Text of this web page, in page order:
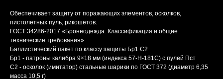
Обеспечивает защиту от поражающих элементов, осколков,
пистолетных пуль, рикошетов.
ГОСТ 34286-2017 «Бронеодежда. Классификация и общие
технические требования».
Баллистический пакет по классу защиты Бр1 С2
Бр1 - патроны калибра 9×18 мм (индекса 57-Н-181С) с пулей Пст
С2 - осколок (имитатор) стальные шарики по ГОСТ 372 (диаметр 6,35
масcа 10,5 г)